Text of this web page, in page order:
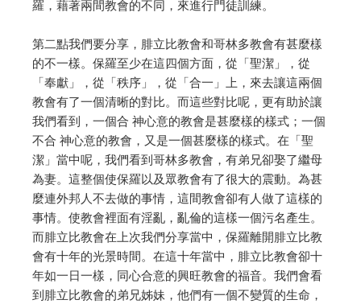
羅，藉著兩間教會的不同，來進行門徒訓練。
第二點我們要分享，腓立比教會和哥林多教會有甚麼樣
的不一樣。保羅至少在這四個方面，從「聖潔」，從
「奉獻」，從「秩序」，從「合一」上，來去讓這兩個
教會有了一個清晰的對比。而這些對比呢，更有助於讓
我們看到，一個合 神心意的教會是甚麼樣的樣式；一個
不合 神心意的教會，又是一個甚麼樣的樣式。在「聖
潔」當中呢，我們看到哥林多教會，有弟兄卻娶了繼母
為妻。這整個使保羅以及眾教會有了很大的震動。為甚
麼連外邦人不去做的事情，這間教會卻有人做了這樣的
事情。使教會裡面有淫亂，亂倫的這樣一個污名產生。
而腓立比教會在上次我們分享當中，保羅離開腓立比教
會有十年的光景時間。在這十年當中，腓立比教會卻十
年如一日一樣，同心合意的興旺教會的福音。我們會看
到腓立比教會的弟兄姊妹，他們有一個不變質的生命，